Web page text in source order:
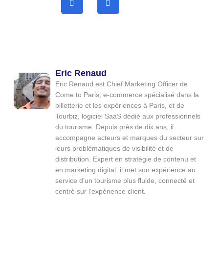
Eric Renaud
Eric Renaud est Chief Marketing Officer de
Come to Paris, e-commerce spécialisé dans la
billetterie et les expériences à Paris, et de
Tourbiz, logiciel SaaS dédié aux professionnels
du tourisme. Depuis près de dix ans, il
accompagne acteurs et marques du secteur sur
leurs problématiques de visibilité et de
distribution. Expert en stratégie de contenu et
en marketing digital, il met son expérience au
service d’un tourisme plus fluide, connecté et
centré sur l’expérience client.